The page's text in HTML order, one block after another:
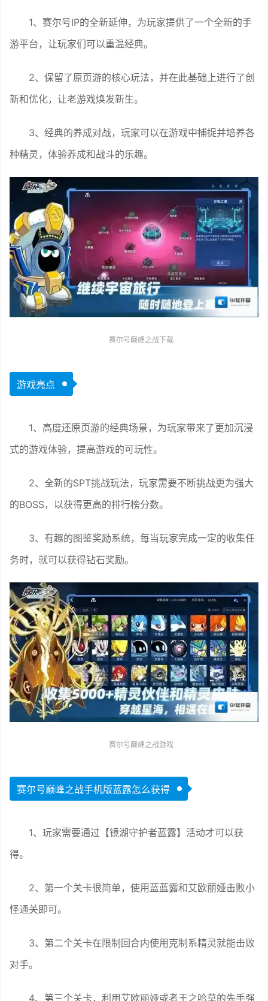
1、赛尔号IP的全新延伸，为玩家提供了一个全新的手
游平台，让玩家们可以重温经典。
2、保留了原页游的核心玩法，并在此基础上进行了创
新和优化，让老游戏焕发新生。
3、经典的养成对战，玩家可以在游戏中捕捉并培养各
种精灵，体验养成和战斗的乐趣。
赛尔号巅峰之战下载
游戏亮点
1、高度还原页游的经典场景，为玩家带来了更加沉浸
式的游戏体验，提高游戏的可玩性。
2、全新的SPT挑战玩法，玩家需要不断挑战更为强大
的BOSS，以获得更高的排行榜分数。
3、有趣的图鉴奖励系统，每当玩家完成一定的收集任
务时，就可以获得钻石奖励。
赛尔号巅峰之战游戏
赛尔号巅峰之战手机版蓝露怎么获得
1、玩家需要通过【镜湖守护者蓝露】活动才可以获
得。
2、第一个关卡很简单，使用蓝蓝露和艾欧丽娅击败小
怪通关即可。
3、第二个关卡在限制回合内使用克制系精灵就能击败
对手。
4、第三个关卡，利用艾欧丽娅或者王之哈莫的先手强